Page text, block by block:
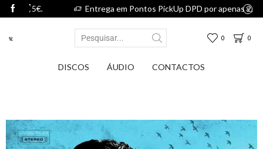
Entrega em Pontos PickUp DPD por apenas 2,75€.
0 0
DISCOS ÁUDIO CONTACTOS